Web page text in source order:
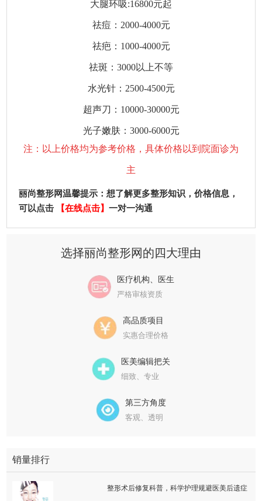
大腿环吸:16800元起
祛痘：2000-4000元
祛疤：1000-4000元
祛斑：3000以上不等
水光针：2500-4500元
超声刀：10000-30000元
光子嫩肤：3000-6000元
注：以上价格均为参考价格，具体价格以到院面诊为
主
丽尚整形网温馨提示：想了解更多整形知识，价格信息，
可以点击
【在线点击】一对一沟通
选择丽尚整形网的四大理由
医疗机构、医生
严格审核资质
高品质项目
实惠合理价格
医美编辑把关
细致、专业
第三方角度
客观、透明
销量排行
整形术后修复科普，科学护理规避医美后遗症